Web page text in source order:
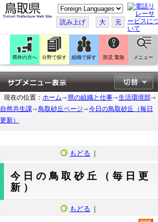
こ
の
ペ
ー
ジ
翻
訳
す
る
読み上げ 大 元
県外の方へ 分野で探す 組織で探す 防災 緊急 メニュー
現在の位置： ホーム 県の組織と仕事
生活環境部
自然共生課
鳥取砂丘ページ
今日の鳥取砂丘（毎日
更新）
もどる ｜
今日の鳥取砂丘（毎日更
新）
もどる ｜